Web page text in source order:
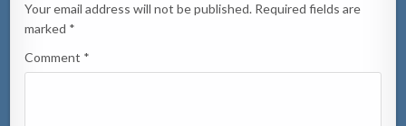
Your email address will not be published. Required fields are
marked *
Comment *